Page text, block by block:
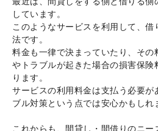
しています。
このようなサービスを利用して、
法です。
料金も一律で決まっていたり、その
やトラブルが起きた場合の損害保険
ります。
サービスの利用料金は支払う必要が
ブル対策という点では安心かもしれ
これからも、間貸し・間借りのニ